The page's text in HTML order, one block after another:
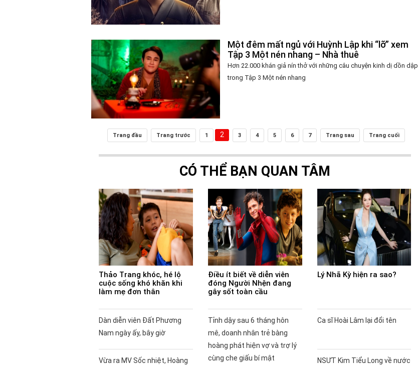
Một đêm mất ngủ với Huỳnh Lập khi “lỡ” xem
Tập 3 Một nén nhang – Nhà thuê
Hơn 22.000 khán giả nín thở với những câu chuyện kinh dị dồn dập
trong Tập 3 Một nén nhang
Trang đầu Trang trước 1 2 3 4 5 6 7 Trang sau Trang cuối
CÓ THỂ BẠN QUAN TÂM
Thảo Trang khóc, hé lộ
cuộc sống khó khăn khi
làm mẹ đơn thân
Dàn diễn viên Đất Phương
Nam ngày ấy, bây giờ
Vừa ra MV Sốc nhiệt, Hoàng
Điều ít biết về diễn viên
đóng Người Nhện đang
gây sốt toàn cầu
Tỉnh dậy sau 6 tháng hôn
mê, doanh nhân trẻ bàng
hoàng phát hiện vợ và trợ lý
cùng che giấu bí mật
Lý Nhã Kỳ hiện ra sao?
Ca sĩ Hoài Lâm lại đổi tên
NSƯT Kim Tiểu Long về nước